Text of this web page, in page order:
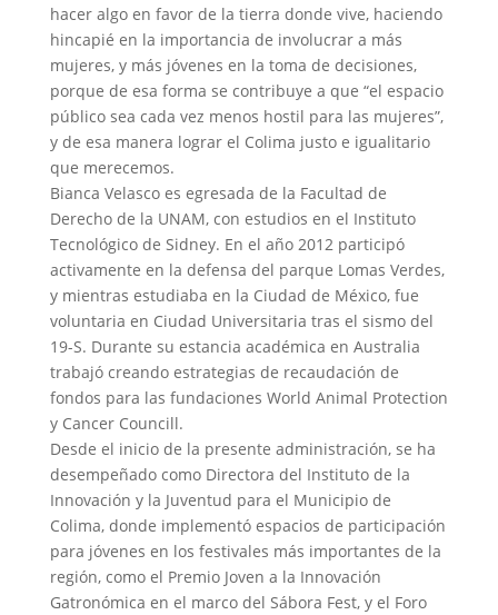
hacer algo en favor de la tierra donde vive, haciendo
hincapié en la importancia de involucrar a más
mujeres, y más jóvenes en la toma de decisiones,
porque de esa forma se contribuye a que “el espacio
público sea cada vez menos hostil para las mujeres”,
y de esa manera lograr el Colima justo e igualitario
que merecemos.
Bianca Velasco es egresada de la Facultad de
Derecho de la UNAM, con estudios en el Instituto
Tecnológico de Sidney. En el año 2012 participó
activamente en la defensa del parque Lomas Verdes,
y mientras estudiaba en la Ciudad de México, fue
voluntaria en Ciudad Universitaria tras el sismo del
19-S. Durante su estancia académica en Australia
trabajó creando estrategias de recaudación de
fondos para las fundaciones World Animal Protection
y Cancer Councill.
Desde el inicio de la presente administración, se ha
desempeñado como Directora del Instituto de la
Innovación y la Juventud para el Municipio de
Colima, donde implementó espacios de participación
para jóvenes en los festivales más importantes de la
región, como el Premio Joven a la Innovación
Gatronómica en el marco del Sábora Fest, y el Foro